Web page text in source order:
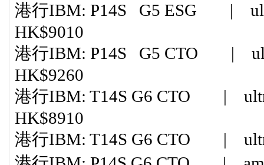
港行IBM: P14S G5 ESG |
HK$9010
港行IBM: P14S G5 CTO |
HK$9260
港行IBM: T14S G6 CTO |
HK$8910
港行IBM: T14S G6 CTO |